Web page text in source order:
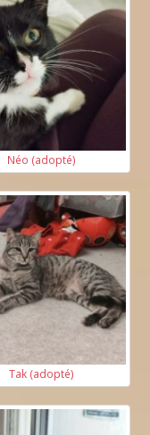
Néo (adopté)
Tak (adopté)